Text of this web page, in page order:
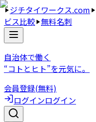
ジチタイワークス.com
ビス比較 無料名刺
自治体で働く
“コトとヒト”を元気に。
会員登録(無料)
ログインログイン